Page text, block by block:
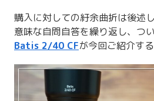
購入に対しての紆余曲折は後述
意味な自問自答を繰り返し、つ
Batis 2/40 CFが今回ご紹介す